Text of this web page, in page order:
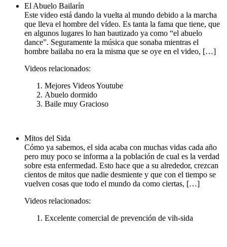
El Abuelo Bailarín
Este video está dando la vuelta al mundo debido a la marcha
que lleva el hombre del vídeo. Es tanta la fama que tiene, que
en algunos lugares lo han bautizado ya como “el abuelo
dance”. Seguramente la música que sonaba mientras el
hombre bailaba no era la misma que se oye en el video, […]
Videos relacionados:
Mejores Videos Youtube
Abuelo dormido
Baile muy Gracioso
Mitos del Sida
Cómo ya sabemos, el sida acaba con muchas vidas cada año
pero muy poco se informa a la población de cual es la verdad
sobre esta enfermedad. Esto hace que a su alrededor, crezcan
cientos de mitos que nadie desmiente y que con el tiempo se
vuelven cosas que todo el mundo da como ciertas, […]
Videos relacionados:
Excelente comercial de prevención de vih-sida